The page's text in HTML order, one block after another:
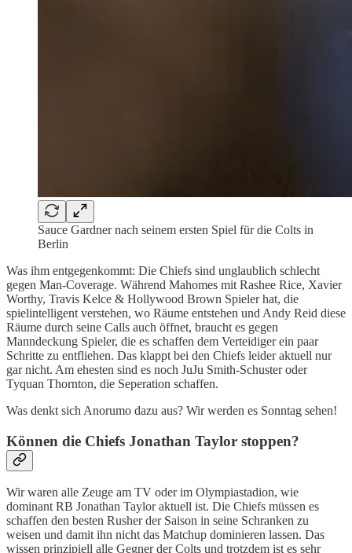
Sauce Gardner nach seinem ersten Spiel für die Colts in
Berlin
Was ihm entgegenkommt: Die Chiefs sind unglaublich schlecht
gegen Man-Coverage. Während Mahomes mit Rashee Rice, Xavier
Worthy, Travis Kelce & Hollywood Brown Spieler hat, die
spielintelligent verstehen, wo Räume entstehen und Andy Reid diese
Räume durch seine Calls auch öffnet, braucht es gegen
Manndeckung Spieler, die es schaffen dem Verteidiger ein paar
Schritte zu entfliehen. Das klappt bei den Chiefs leider aktuell nur
gar nicht. Am ehesten sind es noch JuJu Smith-Schuster oder
Tyquan Thornton, die Seperation schaffen.
Was denkt sich Anorumo dazu aus? Wir werden es Sonntag sehen!
Können die Chiefs Jonathan Taylor stoppen?
Wir waren alle Zeuge am TV oder im Olympiastadion, wie
dominant RB Jonathan Taylor aktuell ist. Die Chiefs müssen es
schaffen den besten Rusher der Saison in seine Schranken zu
weisen und damit ihn nicht das Matchup dominieren lassen. Das
wissen prinzipiell alle Gegner der Colts und trotzdem ist es sehr